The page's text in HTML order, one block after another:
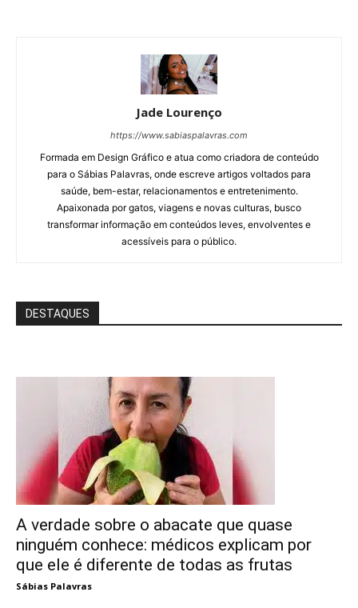
Jade Lourenço
https://www.sabiaspalavras.com
Formada em Design Gráfico e atua como criadora de conteúdo
para o Sábias Palavras, onde escreve artigos voltados para
saúde, bem-estar, relacionamentos e entretenimento.
Apaixonada por gatos, viagens e novas culturas, busco
transformar informação em conteúdos leves, envolventes e
acessíveis para o público.
DESTAQUES
A verdade sobre o abacate que quase
ninguém conhece: médicos explicam por
que ele é diferente de todas as frutas
Sábias Palavras